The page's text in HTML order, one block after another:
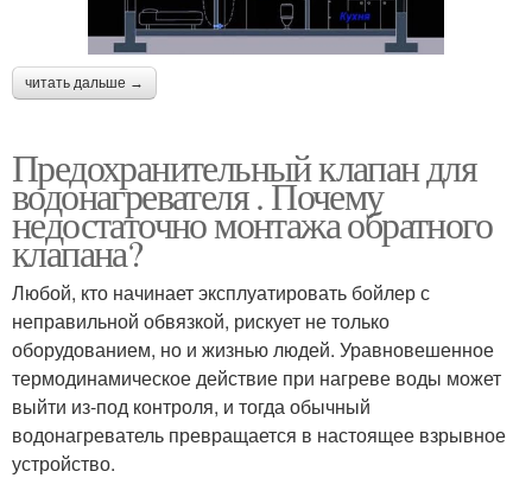
читать дальше →
Предохранительный клапан для
водонагревателя . Почему
недостаточно монтажа обратного
клапана?
Любой, кто начинает эксплуатировать бойлер с
неправильной обвязкой, рискует не только
оборудованием, но и жизнью людей. Уравновешенное
термодинамическое действие при нагреве воды может
выйти из-под контроля, и тогда обычный
водонагреватель превращается в настоящее взрывное
устройство.